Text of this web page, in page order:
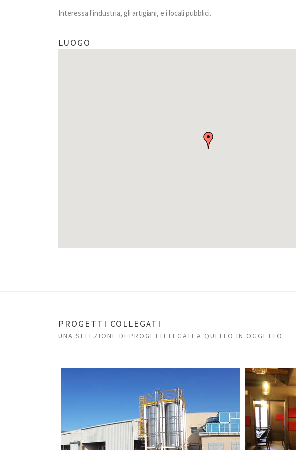
Interessa l'industria, gli artigiani, e i locali pubblici.
LUOGO
PROGETTI COLLEGATI
UNA SELEZIONE DI PROGETTI LEGATI A QUELLO IN OGGETTO